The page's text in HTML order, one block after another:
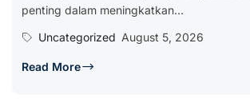
penting dalam meningkatkan...
Uncategorized August 5, 2026
Read More